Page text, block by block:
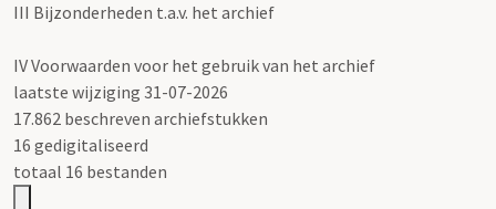
III Bijzonderheden t.a.v. het archief
IVVoorwaarden voor het gebruik van het archief
laatste wijziging 31-07-2026
17.862 beschreven archiefstukken
16 gedigitaliseerd
totaal 16 bestanden